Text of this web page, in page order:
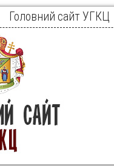
Головний сайт УГКЦ